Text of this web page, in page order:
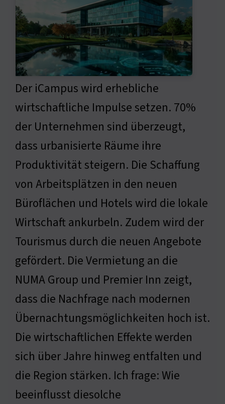
Der iCampus wird erhebliche
wirtschaftliche Impulse setzen. 70%
der Unternehmen sind überzeugt,
dass urbanisierte Räume ihre
Produktivität steigern. Die Schaffung
von Arbeitsplätzen in den neuen
Büroflächen und Hotels wird die lokale
Wirtschaft ankurbeln. Zudem wird der
Tourismus durch die neuen Angebote
gefördert. Die Vermietung an die
NUMA Group und Premier Inn zeigt,
dass die Nachfrage nach modernen
Übernachtungsmöglichkeiten hoch ist.
Die wirtschaftlichen Effekte werden
sich über Jahre hinweg entfalten und
die Region stärken. Ich frage: Wie
beeinflusst diesolche